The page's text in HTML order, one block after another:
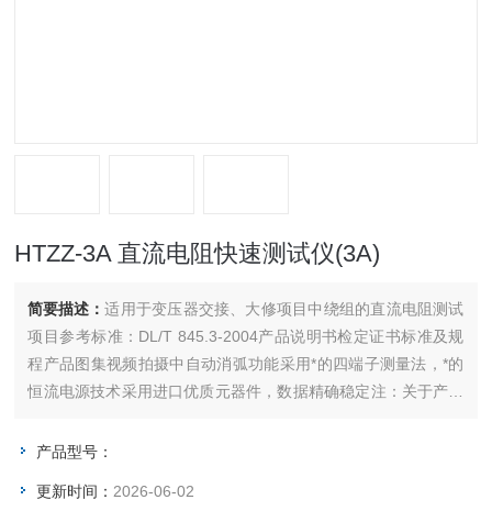
HTZZ-3A 直流电阻快速测试仪(3A)
简要描述：适用于变压器交接、大修项目中绕组的直流电阻测试
项目参考标准：DL/T 845.3-2004产品说明书检定证书标准及规
程产品图集视频拍摄中自动消弧功能采用*的四端子测量法，*的
恒流电源技术采用进口优质元器件，数据精确稳定注：关于产品
产品型号：
更新时间： 2026-06-02